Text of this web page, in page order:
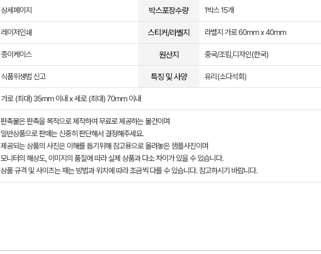
상세페이지 박스포장수량 1박스 15개
레이저인쇄 스티커/라벨지 라벨지 가로 60mm x 40mm
종이케이스 원산지 중국/조립,디자인(한국)
식품위생법 신고 특징 및 사양 유리(소다석회)
가로 (최대) 35mm 이내 x 세로 (최대) 70mm 이내
판촉물은 판촉을 목적으로 제작하여 무료로 제공하는 물건이며
일반상품으로 판매는 신중히 판단해서 결정해주세요.
제공되는 상품의 사진은 이해를 돕기위해 참고용으로 올려놓은 샘플사진이며
모니터의 해상도, 이미지의 품질에 따라 실제 상품과 다소 차이가 있을 수 있습니다.
상품 규격 및 사이즈는 재는 방법과 위치에 따라 조금씩 다를 수 있습니다. 참고하시기 바랍니다.